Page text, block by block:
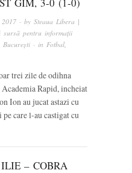
· bySteaua Libera |
sursă pentru informații
București · inFotbal,
trei zile de odihna
Rapid, incheiat
Ion au jucat astazi cu
care l-au castigat cu
– COBRA